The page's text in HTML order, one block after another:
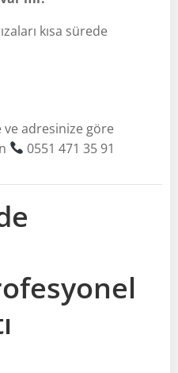
kısa sürede
adresinize göre
0551 471 35 91